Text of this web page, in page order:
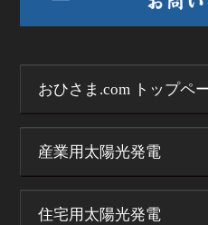
おひさま.com トップペ
産業用太陽光発電
住宅用太陽光発電